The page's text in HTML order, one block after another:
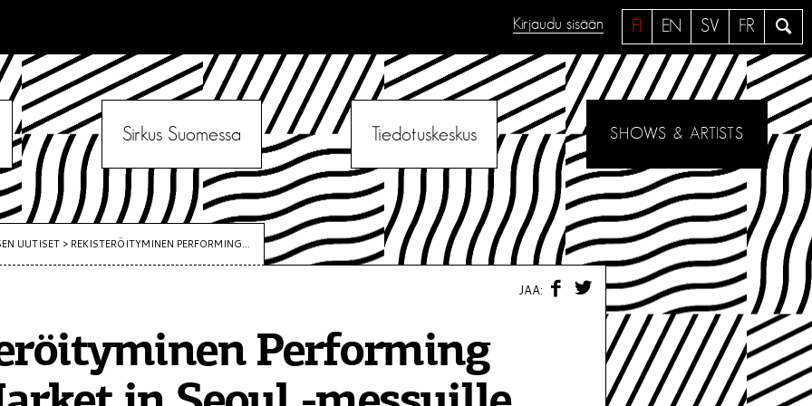
a
e
FI EN SV FR
Kirjaudu sisään
Sirkus Suomessa Tiedotuskeskus SHOWS & ARTISTS
UUTISET > REKISTERÖITYMINEN PERFORMING...
Performing
JAA:
F
W